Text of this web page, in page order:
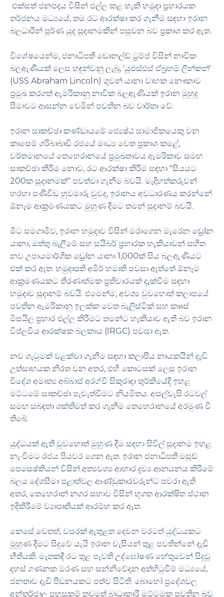
එක්සත් ජනපදය විසින් එල්ල කළ හැකි හමුදා ප්‍රහාරයක
තර්ජනය මධ්‍යයේ, තම රට ආරක්ෂා කර ගැනීම සඳහා ඉරාන
බලධාරීන් පූර්ණ යුද සූදානමකින් පසුවන බව ප්‍රකාශ කර ඇත.
විශේෂයෙන්ම, ජනාධිපති ඩොනල්ඩ් ට්‍රම්ප් විසින් නාවික
බලඇණියක් ලෙස හඳුන්වනු ලැබූ, 'යූඑස්එස් ඒබ්‍රහම් ලින්කන්'
(USS Abraham Lincoln) ගුවන් යානා වාහක නෞකාව
ප්‍රමුඛ කරගත් ඇමරිකානු නාවික බලඇණියක් ඉරාන මුහුදු
සීමාවට ආසන්න වෙමින් පවතින බව වාර්තා වේ.
ඉරාන සාකච්ඡා කණ්ඩායමේ ජ්‍යෙෂ්ඨ සාමාජිකයෙකු වන
කාසෙම් ගරිබාබාඩි රජයේ මාධ්‍ය වෙත ප්‍රකාශ කළේ,
වර්තමානයේ තෙහෙරානයේ ප්‍රමුඛතාවය ඇමරිකාව සමඟ
සාකච්ඡා කිරීම නොව, රට ආරක්ෂා කිරීම සඳහා "සියයට
200ක සූදානමක්" පවත්වා ගැනීම බවයි. මැදිහත්කරුවන්
හරහා පණිවිඩ හුවමාරු වුවද, ඉරානය අවධාරණය කරන්නේ
ඕනෑම ආක්‍රමණයකට මුහුණ දීමට තමන් සූදානම් බවයි.
මීට සමගාමීව, ඉරාන හමුදාව විසින් මරාගෙන මැරෙන ඩ්‍රෝන
යානා, ඔත්තු බැලීමේ සහ සයිබර් ප්‍රහාරක හැකියාවන් සහිත
නව උපායමාර්ගික ඩ්‍රෝන යානා 1,000ක් සිය බලඇණියට
එක් කර ඇත. හමුදාපති අමීර් හමාති පවසා ඇත්තේ ඕනෑම
ආක්‍රමණයකට තීරණාත්මක ප්‍රතිචාරයක් දැක්වීම සඳහා
හමුදාව සූදානම් බවයි. එමෙන්ම, අවශ්‍ය වුවහොත් කලාපයේ
පවතින ඇමරිකානු ඉලක්ක වෙත බැලිස්ටික් සහ කෲස්
මිසයිල ප්‍රහාර එල්ල කිරීමට තමන්ට හැකියාව ඇති බව ඉරාන
විප්ලවීය ආරක්ෂක බලකාය (IRGC) පවසා ඇත.
නව ගැටුමක් වළක්වා ගැනීම සඳහා කලාපීය නායකයින් දැඩි
උත්සාහයක නිරත වන අතර, එහි කොටසක් ලෙස ඉරාන
විදේශ අමාත්‍ය අබ්බාස් අරග්චි සිකුරාදා තුර්කියේදී ඉහළ
මට්ටමේ සාකච්ඡා පැවැත්වීමට නියමිතය. අසල්වැසි රටවල්
සමඟ සබඳතා ශක්තිමත් කර ගැනීම තෙහෙරානයේ අරමුණ වී
තිබේ.
යුද්ධයක් ඇති වුවහොත් මුහුණ දීම සඳහා සිවිල් සූදානම ඉහළ
නැංවීමට රජය පියවර ගෙන ඇත. ඉරාන ජනාධිපති මසූඩ්
පෙසෙෂ්කියන් විසින් අත්‍යවශ්‍ය ආහාර ද්‍රව්‍ය ආනයනය කිරීමේ
බලය දේශසීමා පළාත්වල ආණ්ඩුකාරවරුන්ට පවරා ඇති
අතර, තෙහෙරාන් නගර සභාව විසින් භූගත ආරක්ෂිත ස්ථාන
ඉදිකිරීමේ ව්‍යාපෘතියක් ආරම්භ කර ඇත.
කෙසේ වෙතත්, වසරක් ඇතුළත දෙවන වරටත් යුද්ධයකට
මුහුණ දීමට සිදුවේ යැයි ඉරාන වැසියන් තුළ පවතින්නේ දැඩි
භීතියකි. මෑතකදී රට තුළ පැවති උද්ඝෝෂණ හේතුවෙන් සිදුවූ
දහස් ගණනක මරණ සහ සන්නිවේදන අත්හිටුවීම් මධ්‍යයේ,
ජනතාව දැඩි පීඩනයකට පත්ව සිටිති. බොහෝ ප්‍රදේශවල
අන්තර්ජාල පහසුකම් තවමත් බාධාකාරී මට්ටමක පවතින බව